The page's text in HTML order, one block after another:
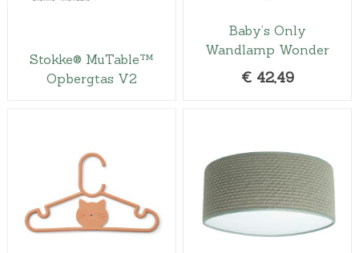
Stokke® MuTable™
Opbergtas V2
Baby’s Only
Wandlamp Wonder
€ 42,49